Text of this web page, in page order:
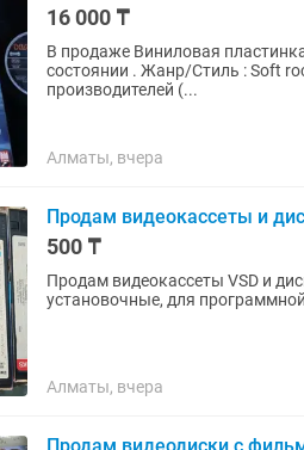
16 000 ₸
В продаже Виниловая пластинка Chris Norman - Hits from the heart Винил и обложка в
состоянии . Жанр/Стиль : Soft rock,Synth-pop В наличии много пластинок в разных жанрах и
производителей (...
Алматы, вчера
Продам видеокассеты и
500 ₸
Продам видеокассеты VSD и
установочные, для
Алматы, вчера